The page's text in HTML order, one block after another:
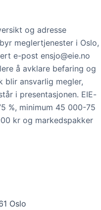
og adresse
meglertjenester i Oslo,
e-post ensjo@eie.no
å avklare befaring og
blir ansvarlig megler,
i presentasjonen. EIE-
%, minimum 45 000-75
kr og markedspakker
Oslo